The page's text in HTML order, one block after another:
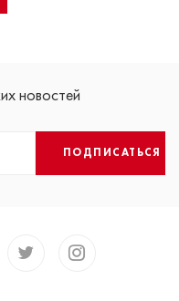
новостей
ПОДПИСАТЬСЯ